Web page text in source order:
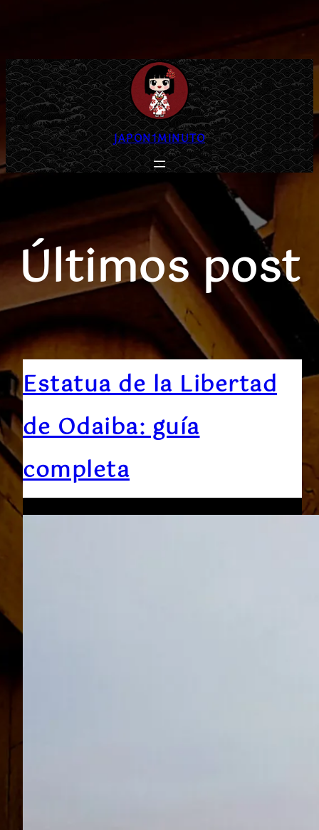
Saltar
al
contenido
JAPON1MINUTO
Últimos post
Estatua de la Libertad
de Odaiba: guía
completa